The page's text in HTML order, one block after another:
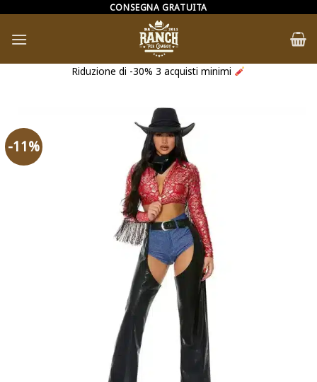
contenuti
CONSEGNA GRATUITA
Riduzione di -30% 3 acquisti minimi
-11%